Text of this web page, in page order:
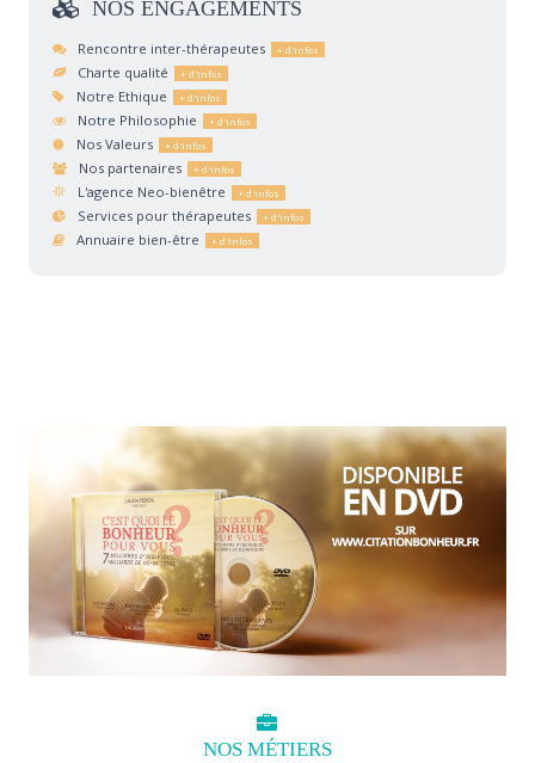
NOS ENGAGEMENTS
Rencontre inter-thérapeutes
Charte qualité
Notre Ethique
Notre Philosophie
Nos Valeurs
Nos partenaires
L'agence Neo-bienêtre
Services pour thérapeutes
Annuaire bien-être
NOS MÉTIERS